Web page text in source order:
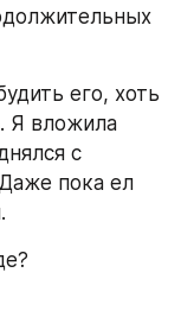
его, хоть
Я вложила
с
пока ел